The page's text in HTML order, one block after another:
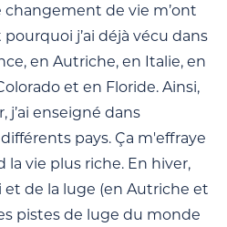
de vie m’ont
pourquoi j’ai déjà vécu dans
en Autriche, en Italie, en
et en Floride. Ainsi,
j’ai enseigné dans
pays. Ça m'effraye
la vie plus riche. En hiver,
et de la luge (en Autriche et
pistes de luge du monde